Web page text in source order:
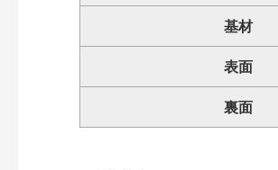
基材
表面
裏面